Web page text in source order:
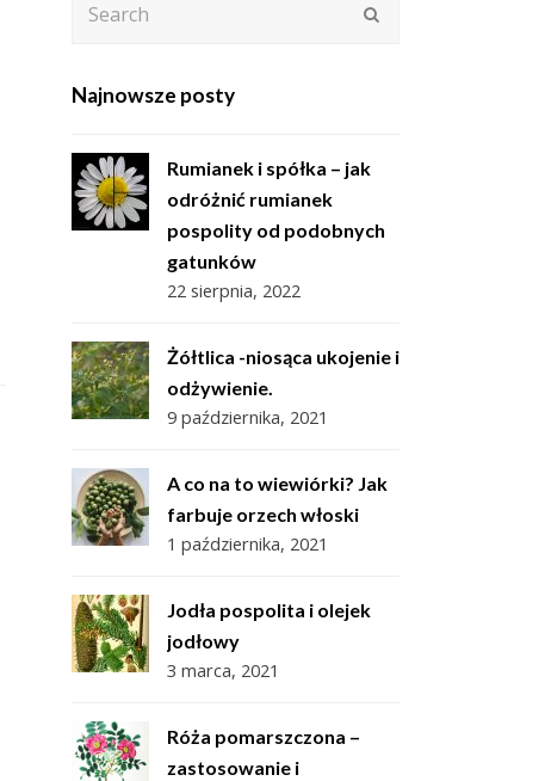
Najnowsze posty
Rumianek i spółka – jak
odróżnić rumianek
pospolity od podobnych
gatunków
22 sierpnia, 2022
Żółtlica -niosąca ukojenie i
odżywienie.
9 października, 2021
A co na to wiewiórki? Jak
farbuje orzech włoski
1 października, 2021
Jodła pospolita i olejek
jodłowy
3 marca, 2021
Róża pomarszczona –
zastosowanie i